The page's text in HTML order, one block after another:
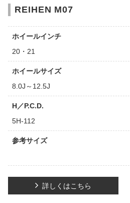
REIHEN M07
ホイールインチ
20・21
ホイールサイズ
8.0J～12.5J
H／P.C.D.
5H-112
参考サイズ
詳しくはこちら